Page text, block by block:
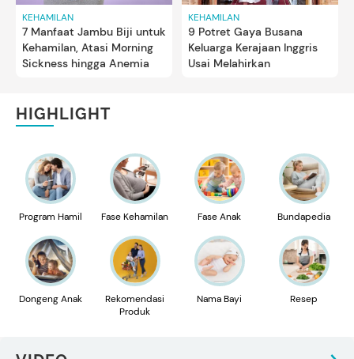
KEHAMILAN
7 Manfaat Jambu Biji untuk
Kehamilan, Atasi Morning
Sickness hingga Anemia
KEHAMILAN
9 Potret Gaya Busana
Keluarga Kerajaan Inggris
Usai Melahirkan
HIGHLIGHT
Program Hamil Fase Kehamilan Fase Anak Bundapedia
Dongeng Anak
Rekomendasi
Produk
Nama Bayi Resep